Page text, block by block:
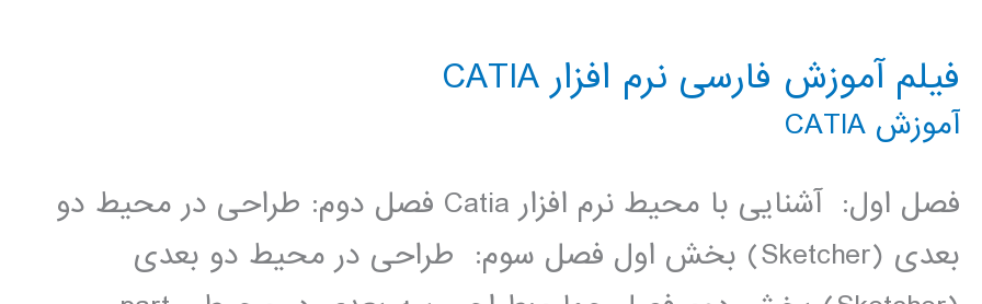
فیلم آموزش فارسی نرم افزار CATIA
آموزش CATIA
فصل اول: آشنایی با محیط نرم­ افزار Catia فصل دوم: طراحی در محیط دو
بعدی (Sketcher) بخش اول فصل سوم: طراحی در محیط دو بعدی